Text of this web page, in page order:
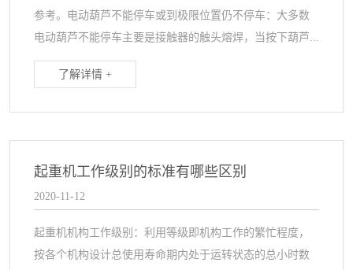
参考。电动葫芦不能停车或到极限位置仍不停车：大多数
电动葫芦不能停车主要是接触器的触头熔焊，当按下葫芦...
了解详情 +
起重机工作级别的标准有哪些区别
2020-11-12
起重机机构工作级别：利用等级即机构工作的繁忙程度，
按各个机构设计总使用寿命期内处于运转状态的总小时数